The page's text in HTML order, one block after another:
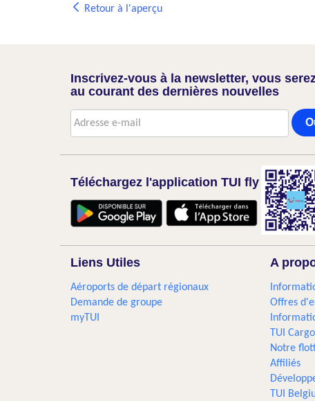
Retour à l'aperçu
Inscrivez-vous à la newsletter, vous
au courant des dernières nouvelles
Téléchargez l'application TUI fly
Liens Utiles
Aéroports de départ régionaux
Demande de groupe
myTUI
A
Offres
TUI Cargo
Notre
Affiliés
TUI